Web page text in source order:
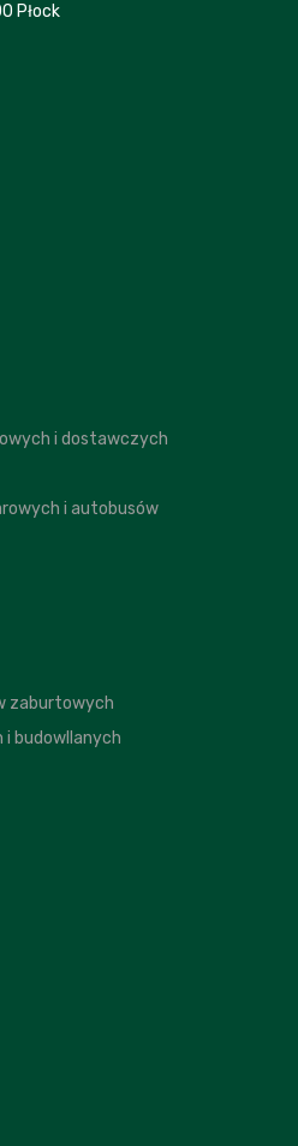
Płock
i dostawczych
i autobusów
zaburtowych
i budowllanych